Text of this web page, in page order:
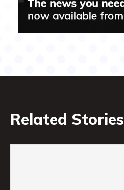
Related Stories